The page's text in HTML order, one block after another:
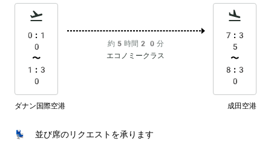
0:1
0
〜
1:3
0
約5時間20分
エコノミークラス
7:3
5
〜
8:3
0
ダナン国際空港 成田空港
💺 並び席のリクエストを承ります